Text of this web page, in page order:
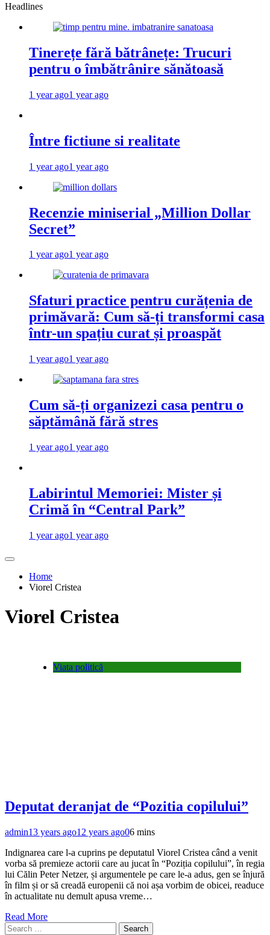
Headlines
Tinerețe fără bătrânețe: Trucuri
pentru o îmbătrânire sănătoasă
1 year ago1 year ago
Între fictiune si realitate
1 year ago1 year ago
Recenzie miniserial „Million Dollar
Secret”
1 year ago1 year ago
Sfaturi practice pentru curățenia de
primăvară: Cum să-ți transformi casa
într-un spațiu curat și proaspăt
1 year ago1 year ago
Cum să-ți organizezi casa pentru o
săptămână fără stres
1 year ago1 year ago
Labirintul Memoriei: Mister și
Crimă în “Central Park”
1 year ago1 year ago
Home
Viorel Cristea
Viorel Cristea
Viata politică
Deputat deranjat de “Pozitia copilului”
admin13 years ago12 years ago06 mins
Indignarea care l-a cuprins pe deputatul Viorel Cristea când a venit
vorba să premieze actorii care au jucat în “Poziția copilului”, în regia
lui Călin Peter Netzer, și argumentele pe care le-a adus, gen se înjură
în film și or să creadă europenii că noi așa vorbim de obicei, readuce
în actualitate nu demult apusa vreme…
Read More
Search